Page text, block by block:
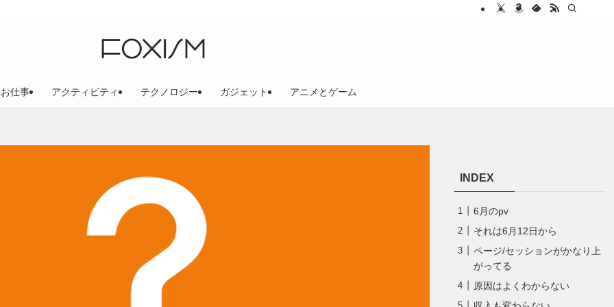
お仕事 アクティビティ テクノロジー ガジェット アニメとゲーム
INDEX
6月のpv
それは6月12日から
ページ/セッションがかなり上
がってる
原因はよくわからない